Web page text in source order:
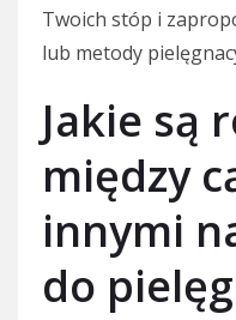
Twoich stóp i
lub metody
Jakie są
między
innymi
do